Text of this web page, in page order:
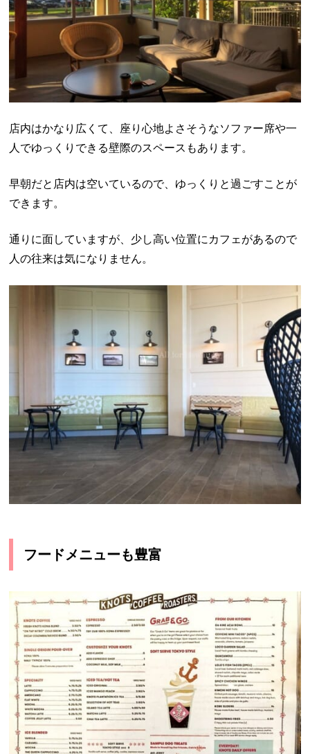
店内はかなり広くて、座り心地よさそうなソファー席や一
人でゆっくりできる壁際のスペースもあります。
早朝だと店内は空いているので、ゆっくりと過ごすことが
できます。
通りに面していますが、少し高い位置にカフェがあるので
人の往来は気になりません。
フードメニューも豊富